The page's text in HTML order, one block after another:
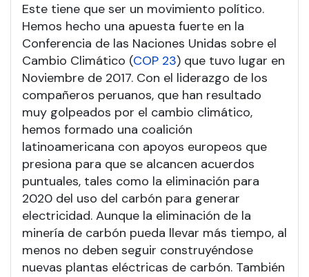
Este tiene que ser un movimiento político.
Hemos hecho una apuesta fuerte en la
Conferencia de las Naciones Unidas sobre el
Cambio Climático (COP 23) que tuvo lugar en
Noviembre de 2017. Con el liderazgo de los
compañeros peruanos, que han resultado
muy golpeados por el cambio climático,
hemos formado una coalición
latinoamericana con apoyos europeos que
presiona para que se alcancen acuerdos
puntuales, tales como la eliminación para
2020 del uso del carbón para generar
electricidad. Aunque la eliminación de la
minería de carbón pueda llevar más tiempo, al
menos no deben seguir construyéndose
nuevas plantas eléctricas de carbón. También